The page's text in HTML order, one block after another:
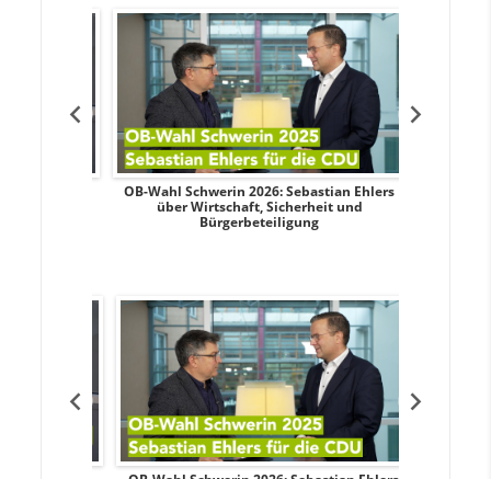
OB-Wahl Schwerin 2026: Sebastian Ehlers
über Wirtschaft, Sicherheit und
Bürgerbeteiligung